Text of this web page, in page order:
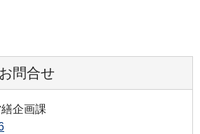
問合せ
企画課